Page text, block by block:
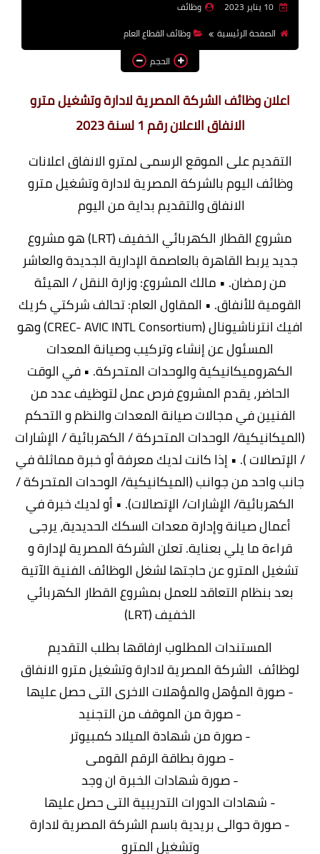
بالجامعات والمعاهد
اخبار
10 يناير 2023
وظائف
الصفحة الرئيسية
وظائف القطاع العام
الحجم
اعلان وظائف الشركة المصرية لادارة وتشغيل مترو
الانفاق الاعلان رقم 1 لسنة 2023
التقديم على الموقع الرسمى لمترو الانفاق اعلانات
وظائف اليوم بالشركةالمصرية لادارة وتشغيل مترو
الانفاق والتقديم بداية من اليوم
مشروع القطار الكهربائي الخفيف (LRT) هو مشروع
جديد يربط القاهرة بالعاصمة الإدارية الجديدة والعاشر
من رمضان. • مالك المشروع: وزارة النقل / الهيئة
القومية للأنفاق. • المقاول العام: تحالف شركتي كريك
افيك انترناشيونال (CREC- AVIC INTL Consortium) وهو
المسئول عن إنشاء وتركيب وصيانة المعدات
الكهروميكانيكية والوحدات المتحركة. • في الوقت
الحاضر، يقدم المشروع فرص عمل لتوظيف عدد من
الفنيين في مجالات صيانة المعدات والنظم و التحكم
(الميكانيكية/ الوحدات المتحركة / الكهربائية / الإشارات
/ الإتصالات ). • إذا كانت لديك معرفة أو خبرة مماثلة في
جانب واحد من جوانب (الميكانيكية/ الوحدات المتحركة /
الكهربائية/ الإشارات/ الإتصالات). • أو لديك خبرة في
أعمال صيانة وإدارة معدات السكك الحديدية، يرجى
قراءة ما يلي بعناية. تعلن الشركة المصرية لإدارة و
تشغيل المترو عن حاجتها لشغل الوظائف الفنية الآتية
بعد بنظام التعاقد للعمل بمشروع القطار الكهربائي
الخفيف (LRT)
المستندات المطلوب ارفاقها بطلب التقديم
لوظائف الشركة المصرية لادارة وتشغيل مترو الانفاق
- صورة المؤهل والمؤهلات الاخرى التى حصل عليها
- صورة من الموقف من التجنيد
- صورة من شهادة الميلاد كمبيوتر
- صورة بطاقة الرقم القومى
- صورة شهادات الخبرة ان وجد
- شهادات الدورات التدريبية التى حصل عليها
- صورة حوالى بريدية باسم الشركة المصرية لادارة
وتشغيل المترو